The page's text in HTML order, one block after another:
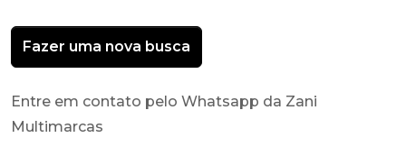
Fazer uma nova busca
Entre em contato pelo Whatsapp da Zani
Multimarcas